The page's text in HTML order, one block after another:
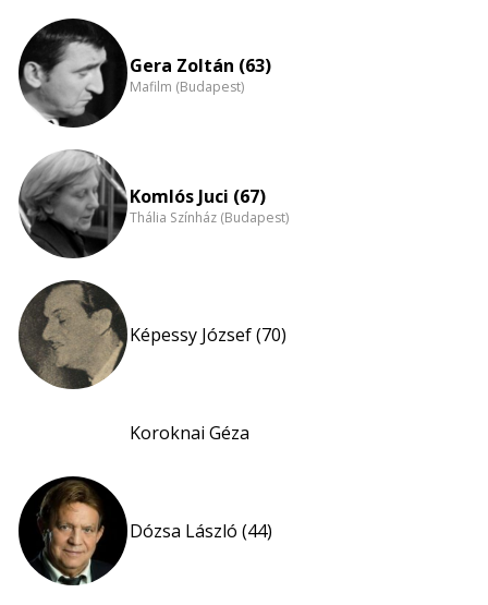
Gera Zoltán (63)
Mafilm (Budapest)
Komlós Juci (67)
Thália Színház (Budapest)
Képessy József (70)
Koroknai Géza
Dózsa László (44)